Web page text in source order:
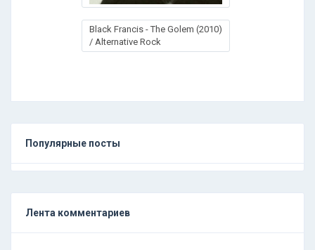
Black Francis - The Golem (2010)
/ Alternative Rock
Популярные посты
Лента комментариев